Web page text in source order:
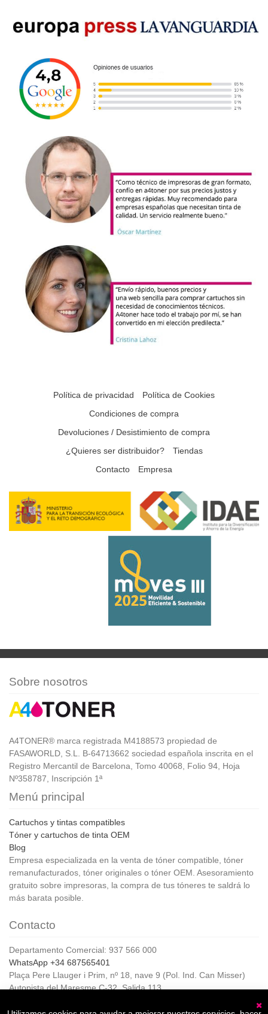
Política de privacidad
Política de Cookies
Condiciones de compra
Devoluciones / Desistimiento de compra
¿Quieres ser distribuidor?
Tiendas
Contacto
Empresa
Sobre nosotros
A4TONER® marca registrada M4188573 propiedad de
FASAWORLD, S.L. B-64713662 sociedad española inscrita en el
Registro Mercantil de Barcelona, Tomo 40068, Folio 94, Hoja
Nº358787, Inscripción 1ª
Menú principal
Cartuchos y tintas compatibles
Tóner y cartuchos de tinta OEM
Blog
Empresa especializada en la venta de tóner compatible, tóner
remanufacturados, tóner originales o tóner OEM. Asesoramiento
gratuito sobre impresoras, la compra de tus tóneres te saldrá lo
más barata posible.
Contacto
Departamento Comercial: 937 566 000
WhatsApp +34 687565401
Plaça Pere Llauger i Prim, nº 18, nave 9 (Pol. Ind. Can Misser)
Autopista del Maresme C-32, Salida 113